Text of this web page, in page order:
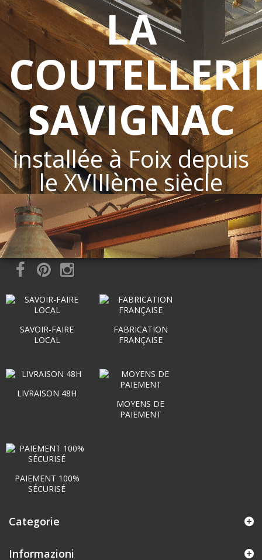
LA
SAVIGNAC
installée à Foix depuis
le XVIIIème siècle
SAVOIR-FAIRE
LOCAL
FABRICATION
FRANÇAISE
LIVRAISON 48H
MOYENS DE
PAIEMENT
PAIEMENT 100%
SÉCURISÉ
Categorie
Informazioni